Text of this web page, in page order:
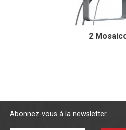
50
Abonnez-vous à la newsletter